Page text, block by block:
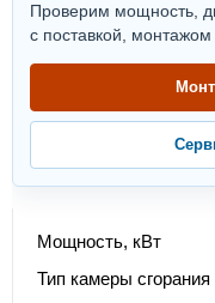
Проверим мощность,
с поставкой,
Мощность, кВт
Тип камеры сгорания